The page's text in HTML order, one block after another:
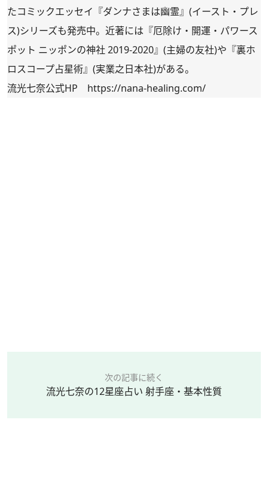
たコミックエッセイ『ダンナさまは幽霊』(イースト・プレ
ス)シリーズも発売中。近著には『厄除け・開運・パワース
ポット ニッポンの神社 2019-2020』(主婦の友社)や『裏ホ
ロスコープ占星術』(実業之日本社)がある。
流光七奈公式HP https://nana-healing.com/
次の記事に続く
流光七奈の12星座占い 射手座・基本性質